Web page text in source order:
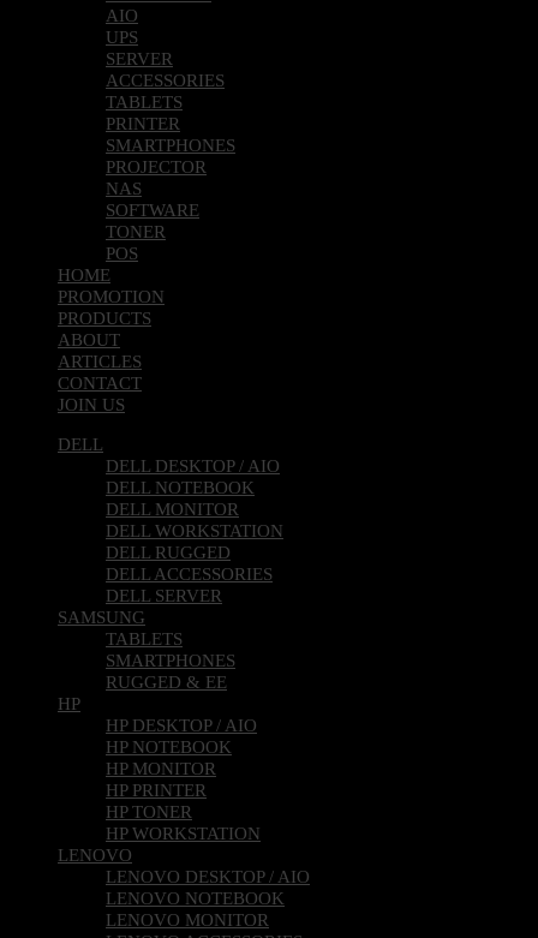
AIO
UPS
SERVER
ACCESSORIES
TABLETS
PRINTER
SMARTPHONES
PROJECTOR
NAS
SOFTWARE
TONER
POS
HOME
PROMOTION
PRODUCTS
ABOUT
ARTICLES
CONTACT
JOIN US
DELL
DELL DESKTOP / AIO
DELL NOTEBOOK
DELL MONITOR
DELL WORKSTATION
DELL RUGGED
DELL ACCESSORIES
DELL SERVER
SAMSUNG
TABLETS
SMARTPHONES
RUGGED & EE
HP
HP DESKTOP / AIO
HP NOTEBOOK
HP MONITOR
HP PRINTER
HP TONER
HP WORKSTATION
LENOVO
LENOVO DESKTOP / AIO
LENOVO NOTEBOOK
LENOVO MONITOR